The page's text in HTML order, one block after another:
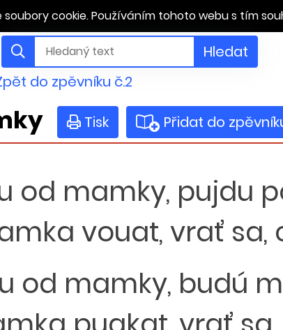
cookie. Používáním tohoto webu s tím
Hledat
do zpěvníku č.2
Tisk Přidat do
od mamky, pujdu
vouat, vrať sa,
od mamky, budú